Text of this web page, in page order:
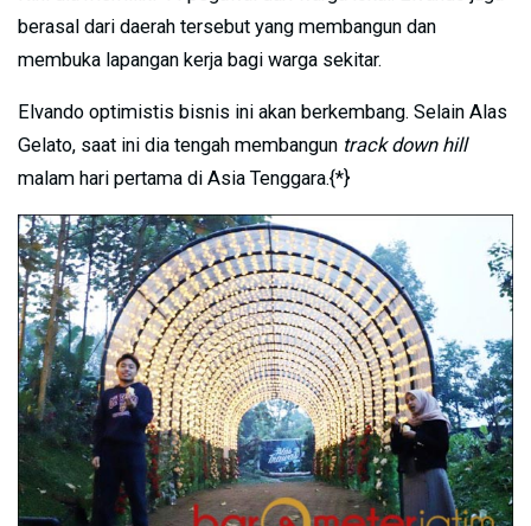
berasal dari daerah tersebut yang membangun dan
membuka lapangan kerja bagi warga sekitar.
Elvando optimistis bisnis ini akan berkembang. Selain Alas
Gelato, saat ini dia tengah membangun track down hill
malam hari pertama di Asia Tenggara.{*}